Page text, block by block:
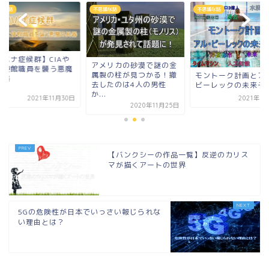
な話
リカの砂漠で謎の金
の柱が見つかる！撤
のは4人の男性
不思議な話
モントーク計画とアル・
ビーレックの未来予言
不思議な話
【ハバナ症候群】
米大使館職員を襲う
の兵器
2021年11
【バンクシーの作品一覧】反逆のカリス
マが描くアートの世界
5Gの危険性が日本でいっさい報じられな
い理由とは？